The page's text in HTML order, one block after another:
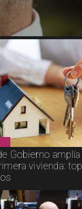
Gobierno
vivienda: